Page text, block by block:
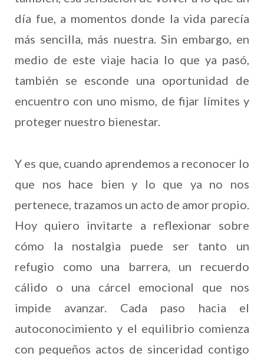
día fue, a momentos donde la vida parecía
más sencilla, más nuestra. Sin embargo, en
medio de este viaje hacia lo que ya pasó,
también se esconde una oportunidad de
encuentro con uno mismo, de fijar límites y
proteger nuestro bienestar.
Y es que, cuando aprendemos a reconocer lo
que nos hace bien y lo que ya no nos
pertenece, trazamos un acto de amor propio.
Hoy quiero invitarte a reflexionar sobre
cómo la nostalgia puede ser tanto un
refugio como una barrera, un recuerdo
cálido o una cárcel emocional que nos
impide avanzar. Cada paso hacia el
autoconocimiento y el equilibrio comienza
con pequeños actos de sinceridad contigo